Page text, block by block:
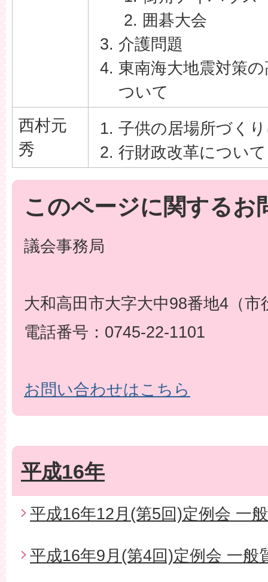
囲碁大会
介護問題
東南海大地震対策
ついて
西村元
秀
子供の居場所づく
行財政改革について
このページに関するお
議会事務局
大和高田市大字大中98番地4（市
電話番号：0745-22-1101
お問い合わせはこちら
平成16年
平成16年12月(第5回)定例会 一
平成16年9月(第4回)定例会 一般